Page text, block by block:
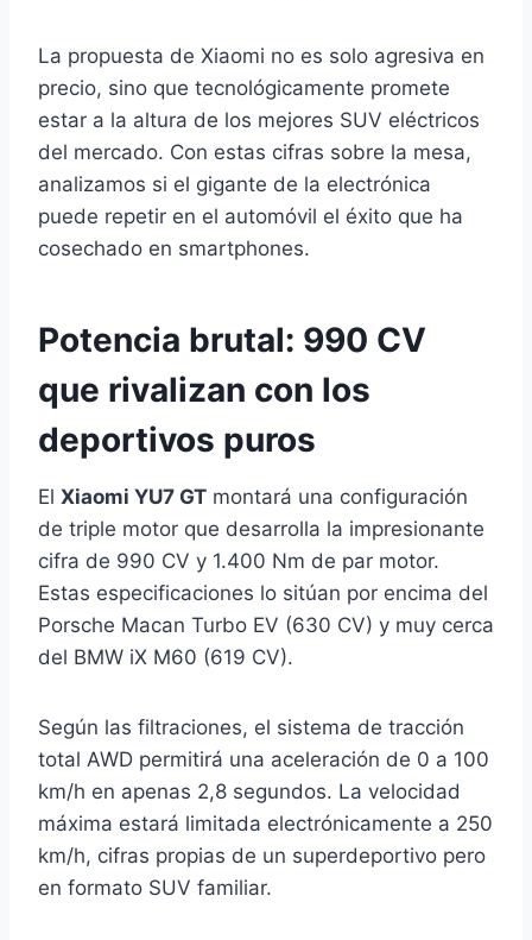
La propuesta de Xiaomi no es solo agresiva en
precio, sino que tecnológicamente promete
estar a la altura de los mejores SUV eléctricos
del mercado. Con estas cifras sobre la mesa,
analizamos si el gigante de la electrónica
puede repetir en el automóvil el éxito que ha
cosechado en smartphones.
Potencia brutal: 990 CV
que rivalizan con los
deportivos puros
El Xiaomi YU7 GT montará una configuración
de triple motor que desarrolla la impresionante
cifra de 990 CV y 1.400 Nm de par motor.
Estas especificaciones lo sitúan por encima del
Porsche Macan Turbo EV (630 CV) y muy cerca
del BMW iX M60 (619 CV).
Según las filtraciones, el sistema de tracción
total AWD permitirá una aceleración de 0 a 100
km/h en apenas 2,8 segundos. La velocidad
máxima estará limitada electrónicamente a 250
km/h, cifras propias de un superdeportivo pero
en formato SUV familiar.